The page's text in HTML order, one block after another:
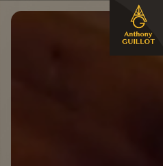
Panneau de gestion des cookies